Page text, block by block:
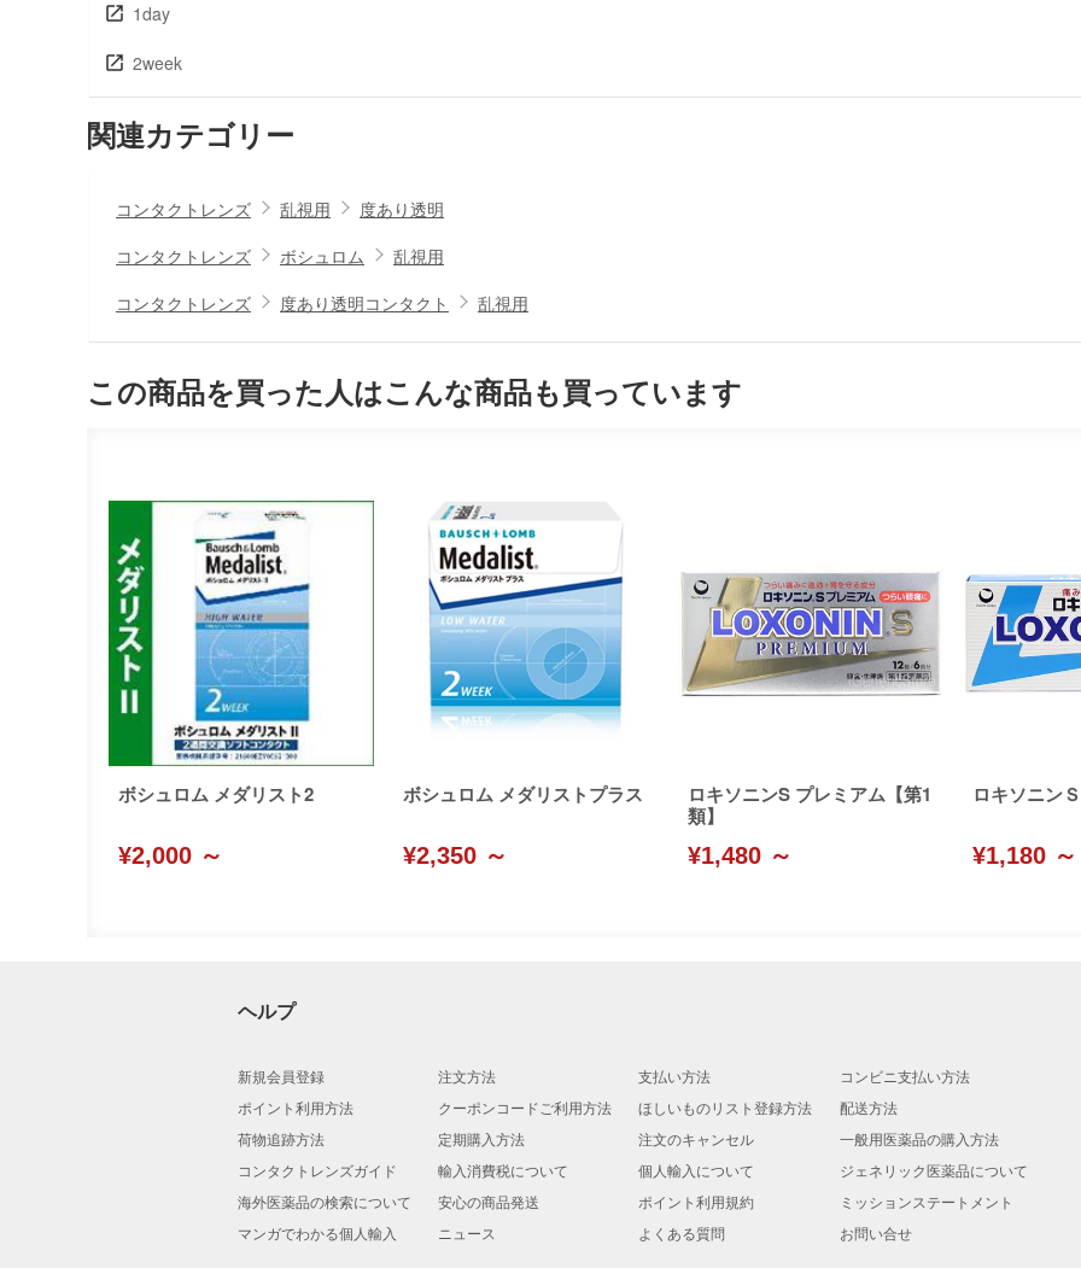
1day
2week
関連カテゴリー
コンタクトレンズ 乱視用
度あり透明
コンタクトレンズ
ボシュロム
乱視用
コンタクトレンズ
度あり透明コンタクト 乱視用
この商品を買った人はこんな商品も買っています
ボシュロム メダリスト2
¥2,000 ～
ボシュロム メダリストプラス
¥2,350 ～
ロキソニンS プレミアム【第1
類】
¥1,480 ～
ロキソニン
¥1,180 ～
ヘルプ
新規会員登録 注文方法 支払い方法
コンビニ支払い方法
ポイント利用方法
クーポンコードご利用方法 ほしいものリスト登録方法
配送方法
荷物追跡方法
定期購入方法 注文のキャンセル
一般用医薬品の購入方法
コンタクトレンズガイド
輸入消費税について 個人輸入について
ジェネリック医薬品について
海外医薬品の検索について
安心の商品発送 ポイント利用規約
ミッションステートメント
マンガでわかる個人輸入
ニュース よくある質問 お問い合せ